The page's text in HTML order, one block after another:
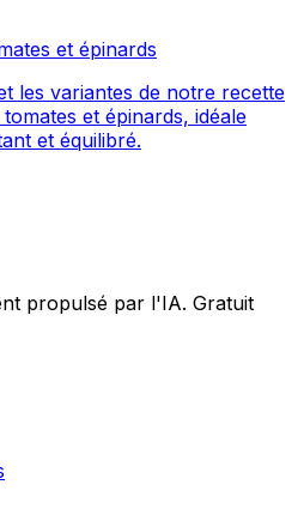
et épinards
les variantes de notre recette
et épinards, idéale
et équilibré.
propulsé par l'IA. Gratuit